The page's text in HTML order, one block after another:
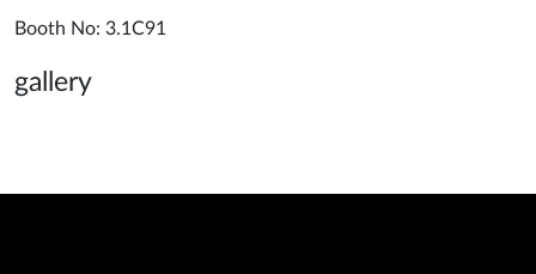
Booth No: 3.1C91
gallery